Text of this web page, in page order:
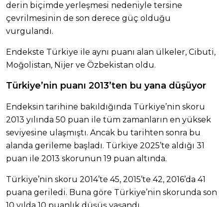
derin biçimde yerleşmesi nedeniyle tersine
çevrilmesinin de son derece güç olduğu
vurgulandı.
Endekste Türkiye ile aynı puanı alan ülkeler, Cibuti,
Moğolistan, Nijer ve Özbekistan oldu.
Türkiye’nin puanı 2013’ten bu yana düşüyor
Endeksin tarihine bakıldığında Türkiye’nin skoru
2013 yılında 50 puan ile tüm zamanların en yüksek
seviyesine ulaşmıştı. Ancak bu tarihten sonra bu
alanda gerileme başladı. Türkiye 2025’te aldığı 31
puan ile 2013 skorunun 19 puan altında.
Türkiye’nin skoru 2014’te 45, 2015’te 42, 2016’da 41
puana geriledi. Buna göre Türkiye’nin skorunda son